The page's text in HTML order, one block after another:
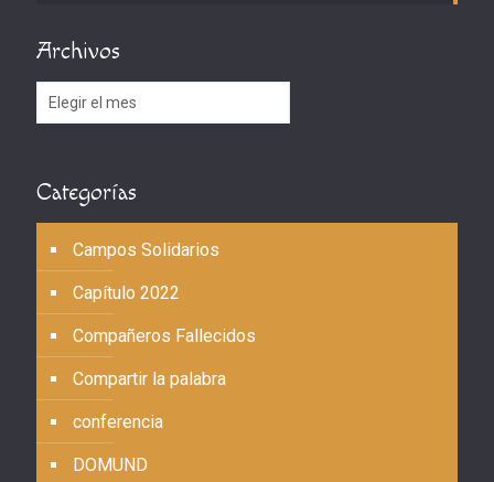
Archivos
Archivos
Categorías
Campos Solidarios
Capítulo 2022
Compañeros Fallecidos
Compartir la palabra
conferencia
DOMUND